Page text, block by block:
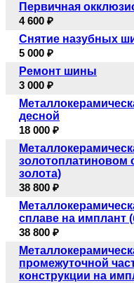
Первичная
4 600 ₽
Снятие назубных
5 000 ₽
Ремонт шины
3 000 ₽
десной
18 000 ₽
золотоплатиновом
золота)
38 800 ₽
сплаве на имплант
38 800 ₽
промежуточной
конструкции на